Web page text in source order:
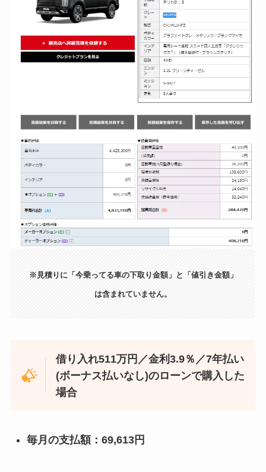
※見積りに「今乗ってる車の下取り金額」と「値引き金額」
は含まれていません。
借り入れ511万円／金利3.9％／7年払い
(ボーナス払いなし)のローンで購入した
場合
毎月の支払額：69,613円